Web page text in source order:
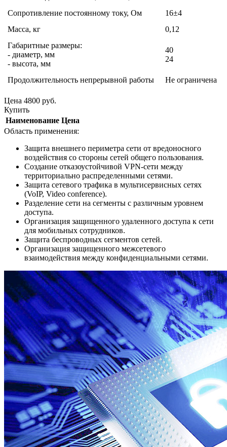
Сопротивление постоянному току, Ом
16±4
Масса, кг
0,12
Габаритные размеры:
- диаметр, мм
- высота, мм
40
24
Продолжительность непрерывной работы Не ограничена
Цена 4800 руб.
Купить
Наименование Цена
Область применения:
Защита внешнего периметра сети от вредоносного
воздействия со стороны сетей общего пользования.
Создание отказоустойчивой VPN-сети между
территориально распределенными сетями.
Защита сетевого трафика в мультисервисных сетях
(VoIP, Video conference).
Разделение сети на сегменты с различным уровнем
доступа.
Организация защищенного удаленного доступа к сети
для мобильных сотрудников.
Защита беспроводных сегментов сетей.
Организация защищенного межсетевого
взаимодействия между конфиденциальными сетями.